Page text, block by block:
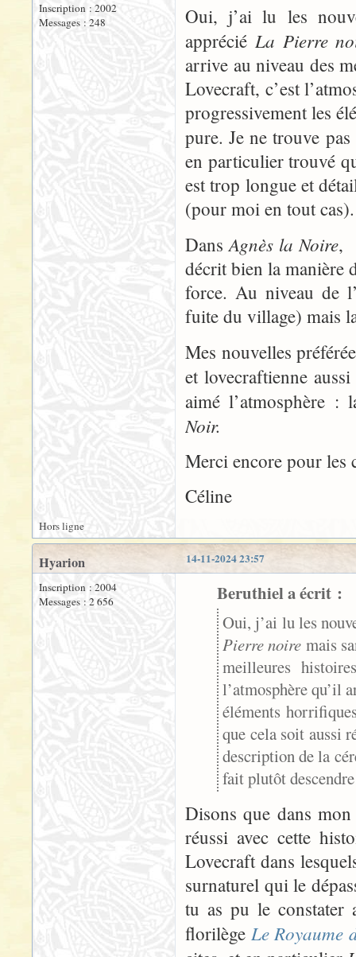
Inscription : 2002
Messages : 248
Oui, j’ai lu les
apprécié La Pierre
arrive au niveau des
Lovecraft, c’est
progressivement les
pure. Je ne trouve
en particulier trouvé
est trop longue et
(pour moi en tout cas).
DansAgnès la Noire,
décrit bien la manière
force. Au niveau de
fuite du village) mais
Mes nouvelles
et lovecraftienne
aimé l’atmosphère
Noir.
Merci encore pour les
Céline
Hors ligne
14-11-2024 23:57
Hyarion
Inscription : 2004
Messages : 2 656
Beruthiel a écrit :
Oui, j’ai lu les
Pierre noire mais
meilleures
l’atmosphère qu’il
éléments
que cela soit aussi
description de la
fait plutôt
Disons que dans
réussi avec cette
Lovecraft dans
surnaturel qui le
tu as pu le constater
florilège Le Royaume